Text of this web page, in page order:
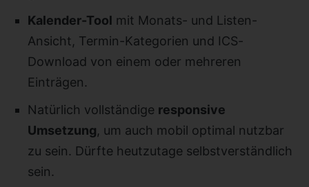
Kalender-Tool mit Monats- und Listen-
Ansicht, Termin-Kategorien und ICS-
Download von einem oder mehreren
Einträgen.
Natürlich vollständige responsive
Umsetzung, um auch mobil optimal nutzbar
zu sein. Dürfte heutzutage selbstverständlich
sein.